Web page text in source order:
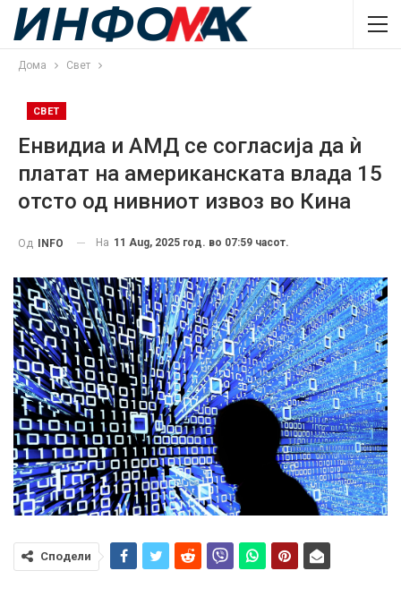
Дома Свет
СВЕТ
Енвидиа и АМД се согласија да ѝ
платат на американската влада 15
отсто од нивниот извоз во Кина
Од INFO На 11 Aug, 2025 год. во 07:59 часот.
Сподели